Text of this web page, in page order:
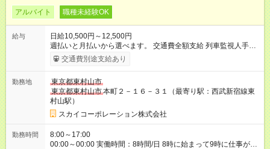
アルバイト 職種未経験OK
給与
日給10,500円～12,500円
週払いと月払いから選べます。 交通費全額支給 列車監視人手
当 1000円/配置日 職長手当 5000円/月 資格手当 1000円/日
はじめは交通誘導警備員としてお仕事して頂き、列車監視人講
日以外でも資格手当が別途1000円つきます！ 月22勤務以上で
割増手当あり ※70歳以上の方は 【日勤】日給10,000円～ 【試
用期間】試用期間あり 試用期間の長さ：2ヶ月 雇用形態、給与
は本採用時と同じです。
交通費別途支給あり
勤務地
東京都東村山市
東京都東村山市本町２－１６－３１（最寄り駅：西武新宿線東
村山駅）
スカイコーポレーション株式会社
勤務時間
8:00～17:00
00:00～00:00 実働時間：8時間/日 8時に始まって9時に仕事が終